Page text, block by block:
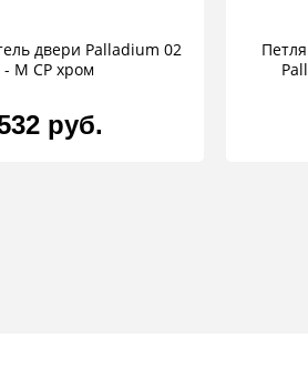
двери Palladium 02
- М CP хром
руб.